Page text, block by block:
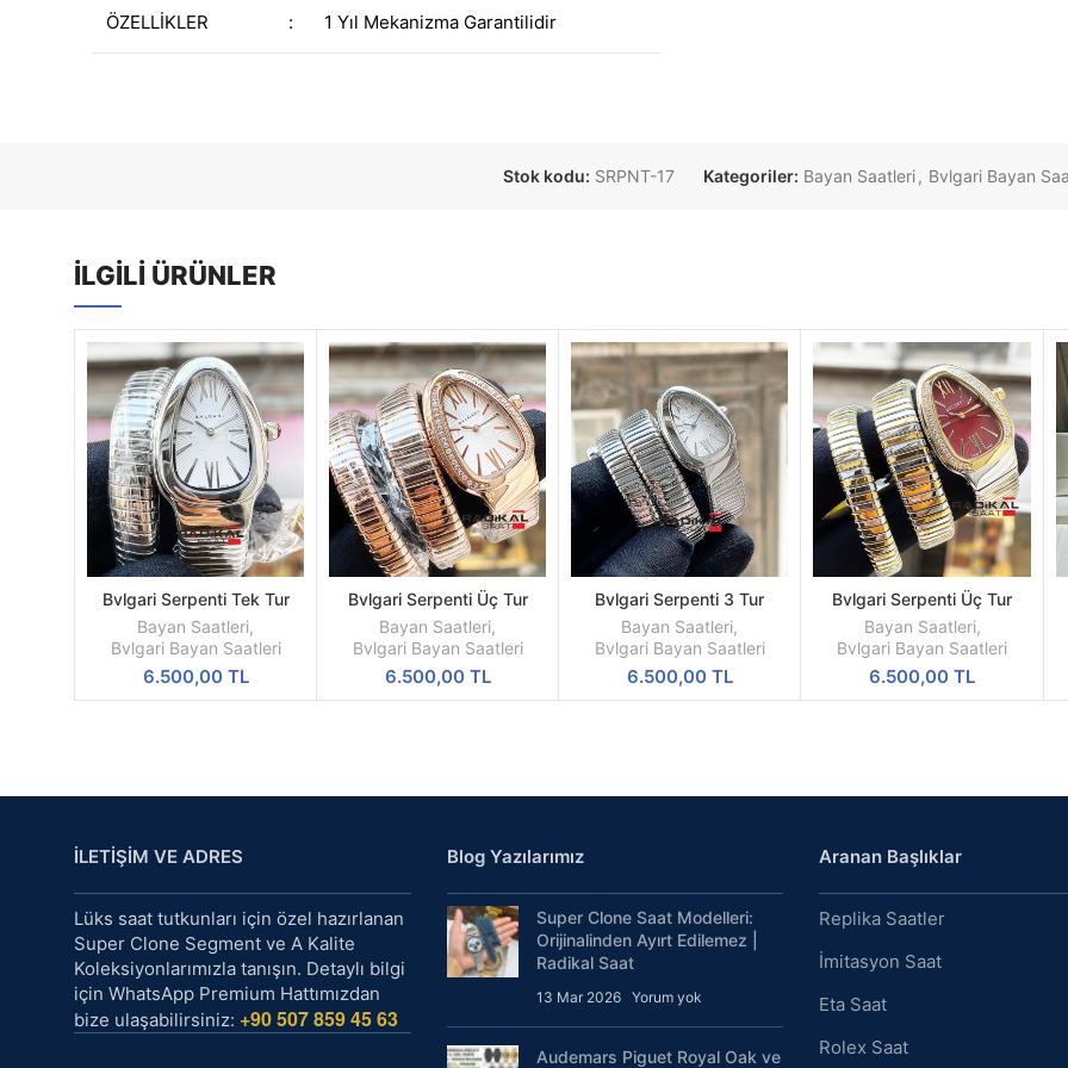
ÖZELLİKLER : 1 Yıl Mekanizma Garantilidir
Stok kodu: SRPNT-17 Kategoriler: Bayan Saatleri , Bvlgari Bayan
İLGILI ÜRÜNLER
SEPETE
EKLE
Bvlgari Serpenti Tek Tur
Gümüş Kasa Replika Bayan
Kol Saati
Bayan Saatleri,
Bvlgari Bayan Saatleri
6.500,00 TL
SEPETE
EKLE
Bvlgari Serpenti Üç Tur
Rose Kasa Replika Bayan
Kol Saati
Bayan Saatleri,
Bvlgari Bayan Saatleri
6.500,00 TL
SEPETE
EKLE
Bvlgari Serpenti 3 Tur
Beyaz Kadran
Bayan Saatleri,
Bvlgari Bayan Saatleri
6.500,00 TL
SEPETE
EKLE
Bvlgari Serpenti Üç Tur
Kırmızı Kadran Kadın Saati
Bayan Saatleri,
Bvlgari Bayan Saatleri
6.500,00TL
İLETİŞİM VE ADRES
Lüks saat tutkunları için özel hazırlanan
Super Clone Segment ve A Kalite
Koleksiyonlarımızla tanışın. Detaylı bilgi
için WhatsApp Premium Hattımızdan
bize ulaşabilirsiniz: +90 507 859 45 63
Blog Yazılarımız
Super Clone Saat Modelleri:
Orijinalinden Ayırt Edilemez |
Radikal Saat
13 Mar 2026 Yorum yok
Audemars Piguet Royal Oak ve
Aranan Başlıklar
Replika Saatler
İmitasyon Saat
Eta Saat
Rolex Saat